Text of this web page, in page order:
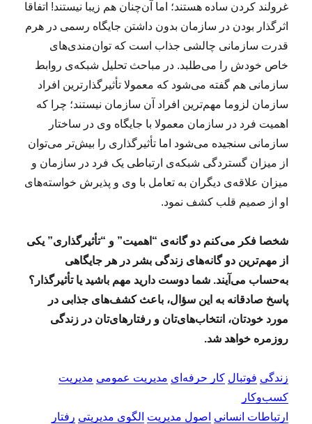
غرولند کردن ساده هستند؛ اما آن‌چنان هم زیبا نیستند! اتفاقا
اثرگذار بودن در سازمان بدون داشتن جایگاه رسمی در هرم
قدرت سازمانی چالشی جذاب است که توان‌مندی‌های
خاص خودش را می‌طلبد. در مباحث تحلیل شبکه‌‌ی روابط
سازمانی هم گفته می‌شود که معمولا تأثیرگذارترین افراد
سازمان لزوما مهم‌ترین افراد آن سازمان نیستند؛ چرا که
اهمیت فرد در سازمان معمولا با جایگاه وی در ساختار
سازمانی سنجیده می‌شود اما تأثیرگذاری را بیش‌تر می‌توان
از میزان گستردگی شبکه‌ی ارتباطی یک فرد در سازمان و
میزان علاقه‌ی دیگران به تعامل با وی و پذیرش خواسته‌های
او از صمیم قلب کشف نمود.
شخصا فکر می‌کنم دو گانه‌ی “اهمیت” و “تأثیرگذاری” یکی
از مهم‌ترین دو گانه‌های زندگی بشر در هر جایگاهی
به‌حساب می‌آیند. شما دوست دارید مهم باشید یا تأثیرگذار؟
پاسخ صادقانه به این سؤال، باعث کشف‌های جذابی در
مورد خودتان، انتخاب‌های‌تان و رفتارهای‌تان در زندگی
روزمره خواهد شد.
زندگی فوتبال کار حرفه‌ای مدیریت عمومی مدیریت
کسب‌و‌کار
ارتباطات انسانی اصول مدیریت الگوی مدیریتی رفتار